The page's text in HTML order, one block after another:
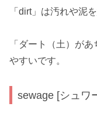
「dirt」は汚れや泥
「ダート（土）が
やすいです。
sewage [シュワ